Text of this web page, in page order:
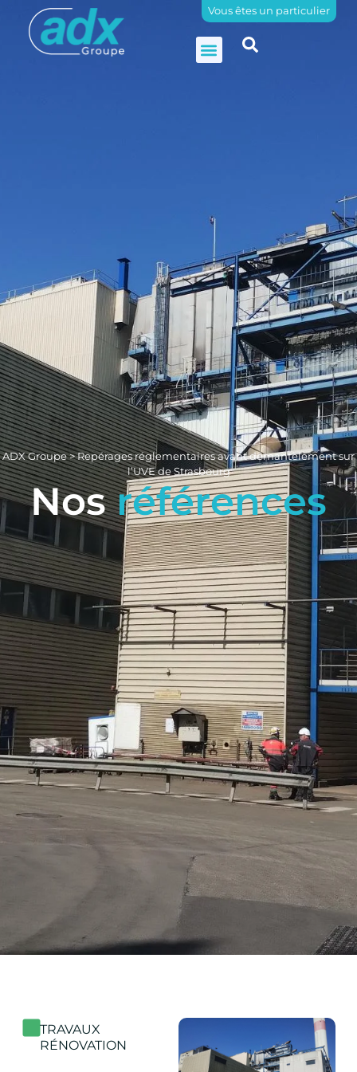
Vous êtes un particulier
ADX Groupe>Repérages réglementaires avant démantèlement sur
l’UVE de Strasbourg
Nosréférences
TRAVAUX
RÉNOVATION